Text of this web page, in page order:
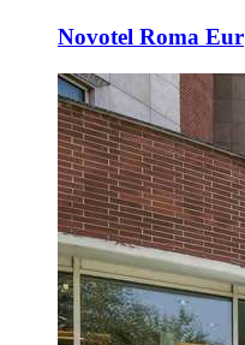
Novotel Roma Eur